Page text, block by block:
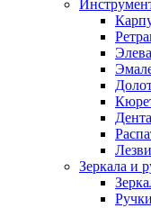
Зеркала и